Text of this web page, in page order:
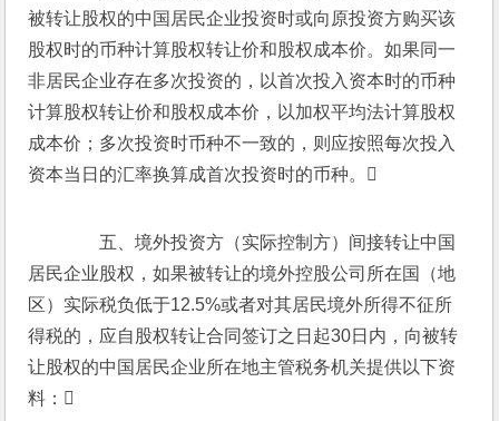
被转让股权的中国居民企业投资时或向原投资方购买该
股权时的币种计算股权转让价和股权成本价。如果同一
非居民企业存在多次投资的，以首次投入资本时的币种
计算股权转让价和股权成本价，以加权平均法计算股权
成本价；多次投资时币种不一致的，则应按照每次投入
资本当日的汇率换算成首次投资时的币种。
五、境外投资方（实际控制方）间接转让中国
居民企业股权，如果被转让的境外控股公司所在国（地
区）实际税负低于12.5%或者对其居民境外所得不征所
得税的，应自股权转让合同签订之日起30日内，向被转
让股权的中国居民企业所在地主管税务机关提供以下资
料：